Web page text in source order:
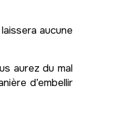
aucune
aurez du mal
d’embellir